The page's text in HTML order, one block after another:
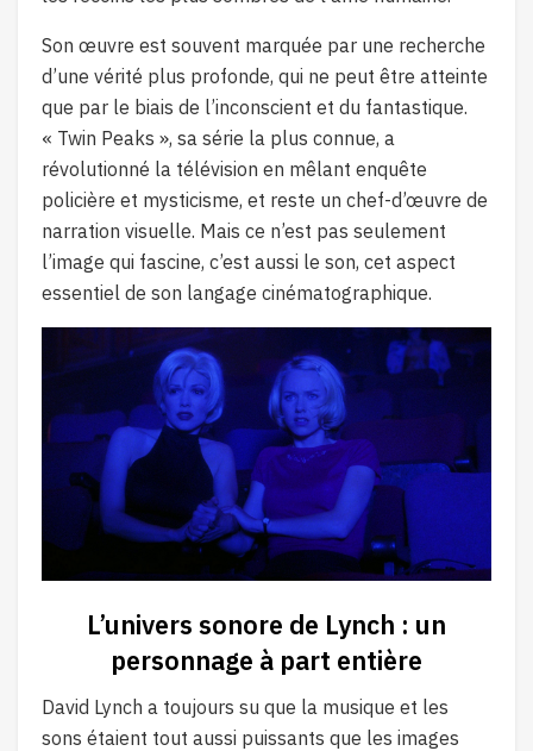
Son œuvre est souvent marquée par une recherche
d’une vérité plus profonde, qui ne peut être atteinte
que par le biais de l’inconscient et du fantastique.
« Twin Peaks », sa série la plus connue, a
révolutionné la télévision en mêlant enquête
policière et mysticisme, et reste un chef-d’œuvre de
narration visuelle. Mais ce n’est pas seulement
l’image qui fascine, c’est aussi le son, cet aspect
essentiel de son langage cinématographique.
L’univers sonore de Lynch : un
personnage à part entière
David Lynch a toujours su que la musique et les
sons étaient tout aussi puissants que les images